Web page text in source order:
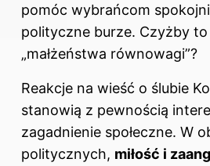
pomóc wybrańcom
polityczne burze. Czyżby
„małżeństwa równowagi”?
Reakcje na wieść o ślubie
stanowią z pewnością
zagadnienie społeczne. W
politycznych, miłość i